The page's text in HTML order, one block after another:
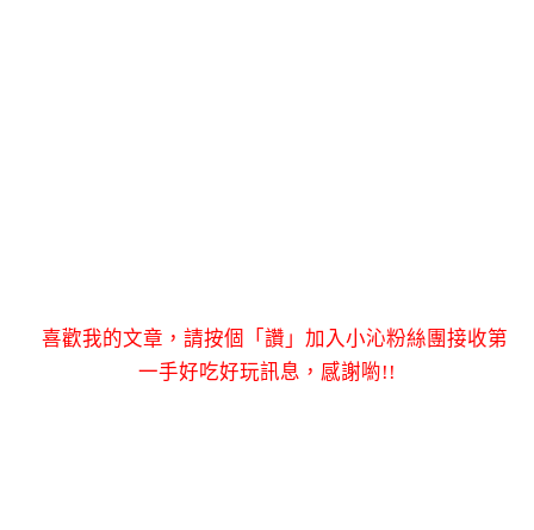
喜歡我的文章，請按個「讚」加入小沁粉絲團接收第
一手好吃好玩訊息，感謝喲!!